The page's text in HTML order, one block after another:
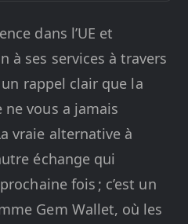
dans l’UE et
à ses services à travers
rappel clair que la
vous a jamais
vraie alternative à
échange qui
fois ; c’est un
Gem Wallet, où les